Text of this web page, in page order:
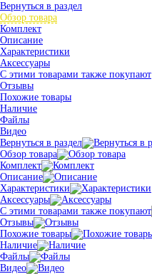
Вернуться в раздел
Обзор товара
Комплект
Описание
Характеристики
Аксессуары
С этими товарами также покупают
Отзывы
Похожие товары
Наличие
Файлы
Видео
Вернуться в раздел
Обзор товара
Комплект
Описание
Характеристики
Аксессуары
С этими товарами также покупают
Отзывы
Похожие товары
Наличие
Файлы
Видео